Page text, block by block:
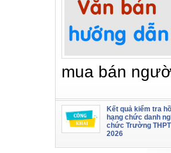
mua bán
Kết quả kiểm tra
hạng chức danh
chức Trường
2026